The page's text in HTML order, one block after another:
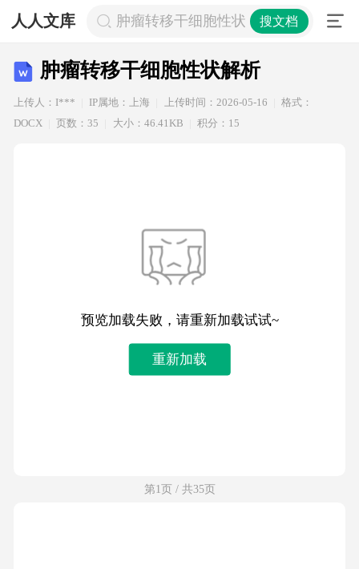
人人文库 肿瘤转移干细胞性状解析搜文档
肿瘤转移干细胞性状解析
上传人：I*** IP属地：上海 上传时间：2026-05-16
格式：
DOCX
页数：35 大小：46.41KB 积分：15
预览加载失败，请重新加载试试~
重新加载
第1页 / 共35页